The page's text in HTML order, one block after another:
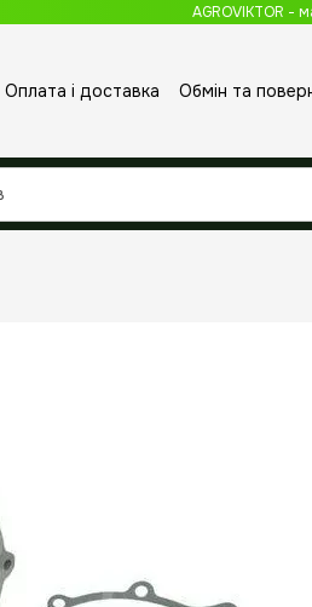
AGROVIKTOR -
Оплата і доставка Обмін та